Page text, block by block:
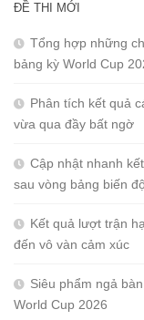
ĐỀ THI MỚI
Tổng hợp những
bảng kỳ World Cup
Phân tích kết quả
vừa qua đầy bất ngờ
Cập nhật nhanh
sau vòng bảng biến
Kết quả lượt trận
đến vô vàn cảm xúc
Siêu phẩm ngả
World Cup 2026